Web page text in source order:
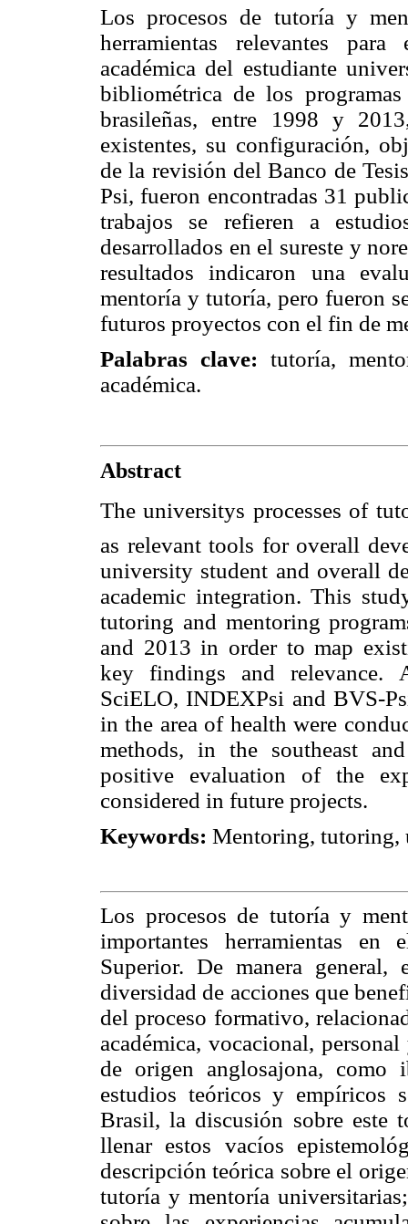
Los procesos de tutoría y
herramientas relevantes
académica del estudiante
bibliométrica de los
brasileñas, entre 1998 y
existentes, su configuración,
de la revisión del Banco de
Psi, fueron encontradas 31
trabajos se refieren a
desarrollados en el sureste y
resultados indicaron una
mentoría y tutoría, pero fueron
futuros proyectos con el fin de
Palabras clave: tutoría,
académica.
Abstract
The universitys processes of
as relevant tools for overall
university student and overall
academic integration. This
tutoring and mentoring
and 2013 in order to map
key findings and relevance.
SciELO, INDEXPsi and BVS-
in the area of health were
methods, in the southeast
positive evaluation of the
considered in future projects.
Keywords: Mentoring, tutoring,
Los procesos de tutoría y
importantes herramientas
Superior. De manera general,
diversidad de acciones que
del proceso formativo,
académica, vocacional,
de origen anglosajona, como
estudios teóricos y empíricos
Brasil, la discusión sobre este
llenar estos vacíos
descripción teórica sobre el
tutoría y mentoría